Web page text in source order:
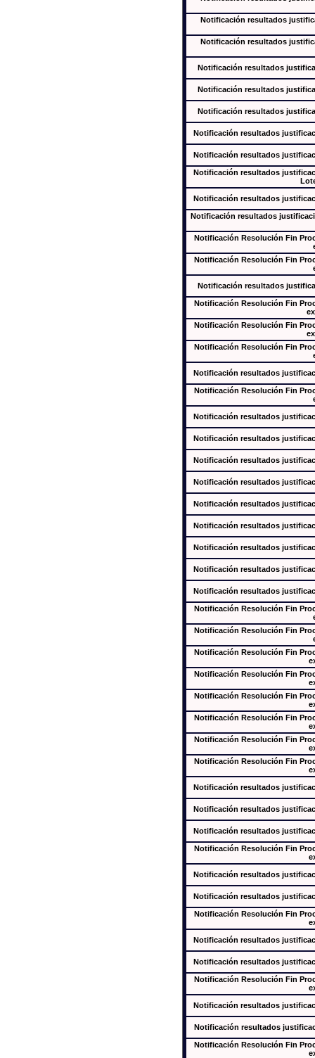
Notificación resultados
Notificación resultados
Notificación resultados
Notificación resultados
Notificación resultados
Notificación resultados
Notificación resultados
Notificación resultados
Notificación resultados
Notificación resultados
Notificación Resolución Fin
Notificación Resolución Fin
Notificación resultados
Notificación Resolución Fin
Notificación Resolución Fin
Notificación Resolución Fin
Notificación resultados
Notificación Resolución Fin
Notificación resultados
Notificación resultados
Notificación resultados
Notificación resultados
Notificación resultados
Notificación resultados
Notificación resultados
Notificación resultados
Notificación resultados
Notificación Resolución Fin
Notificación Resolución Fin
Notificación Resolución Fin
Notificación Resolución Fin
Notificación Resolución Fin
Notificación Resolución Fin
Notificación Resolución Fin
Notificación Resolución Fin
Notificación resultados
Notificación resultados
Notificación resultados
Notificación Resolución Fin
Notificación resultados
Notificación resultados
Notificación Resolución Fin
Notificación resultados
Notificación resultados
Notificación Resolución Fin
Notificación resultados
Notificación resultados
Notificación Resolución Fin